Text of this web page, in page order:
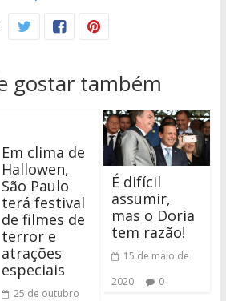
gostar também
Em clima de
Hallowen,
São Paulo
terá festival
de filmes de
terror e
atrações
especiais
25 de outubro
É difícil
assumir,
mas o Doria
tem razão!
15 de maio de
2020
0